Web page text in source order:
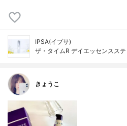
IPSA(イプサ)
ザ・タイムR デイエッセンスステ
きょうこ